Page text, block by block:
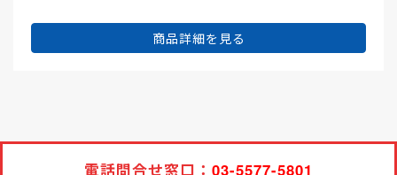
商品詳細を見る
電話問合せ窓口： 03-5577-5801